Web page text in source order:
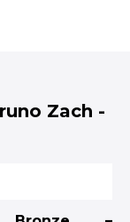
Zach -